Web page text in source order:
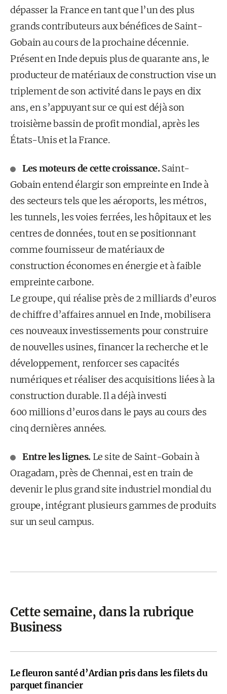
dépasser la France en tant que l’un des plus
grands contributeurs aux bénéfices de Saint-
Gobain au cours de la prochaine décennie.
Présent en Inde depuis plus de quarante ans, le
producteur de matériaux de construction vise un
triplement de son activité dans le pays en dix
ans, en s’appuyant sur ce qui est déjà son
troisième bassin de profit mondial, après les
États-Unis et la France.
Les moteurs de cette croissance.Saint-
Gobain entend élargir son empreinte en Inde à
des secteurs tels que les aéroports, les métros,
les tunnels, les voies ferrées, les hôpitaux et les
centres de données, tout en se positionnant
comme fournisseur de matériaux de
construction économes en énergie et à faible
empreinte carbone.
Le groupe, qui réalise près de 2 milliards d’euros
de chiffre d’affaires annuel en Inde, mobilisera
ces nouveaux investissements pour construire
de nouvelles usines, financer la recherche et le
développement, renforcer ses capacités
numériques et réaliser des acquisitions liées à la
construction durable. Il a déjà investi
600 millions d’euros dans le pays au cours des
cinq dernières années.
Entre les lignes. Le site de Saint-Gobain à
Oragadam, près de Chennai, est en train de
devenir le plus grand site industriel mondial du
groupe, intégrant plusieurs gammes de produits
sur un seul campus.
Cette semaine, dans la rubrique
Business
Le fleuron santé d’Ardian pris dans les filets du
parquet financier